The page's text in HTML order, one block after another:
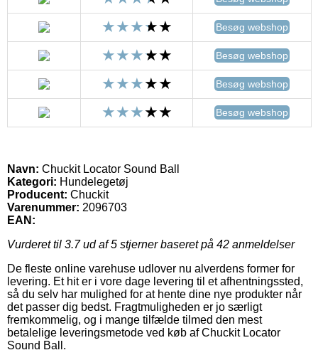
Besøg webshop
Besøg webshop
Besøg webshop
Besøg webshop
Navn: Chuckit Locator Sound Ball
Kategori: Hundelegetøj
Producent: Chuckit
Varenummer: 2096703
EAN:
Vurderet til 3.7ud af 5 stjerner baseret på 42 anmeldelser
De fleste online varehuse udlover nu alverdens former for
levering. Et hit er i vore dage levering til et afhentningssted,
så du selv har mulighed for at hente dine nye produkter når
det passer dig bedst. Fragtmuligheden er jo særligt
fremkommelig, og i mange tilfælde tilmed den mest
betalelige leveringsmetode ved køb af Chuckit Locator
Sound Ball.